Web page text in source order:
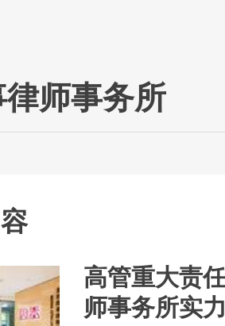
师事务所
高管重大责
师事务所实